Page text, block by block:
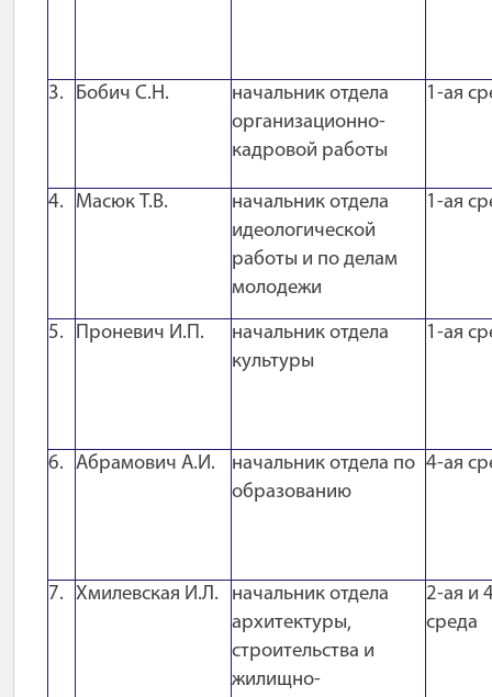
3. Бобич С.Н.
начальник отдела
организационно-
кадровой работы
1-ая
4. Масюк Т.В.
начальник отдела
идеологической
работы и по делам
молодежи
1-ая
5. Проневич И.П.
начальник отдела
культуры
1-ая
6. Абрамович А.И.
начальник отдела по
образованию
4-ая
7. Хмилевская И.Л.
начальник отдела
архитектуры,
строительства и
жилищно-
2-ая и
среда